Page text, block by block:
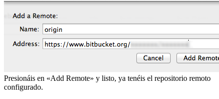
Presionáis en «Add Remote» y listo, ya tenéis el repositorio remoto
configurado.